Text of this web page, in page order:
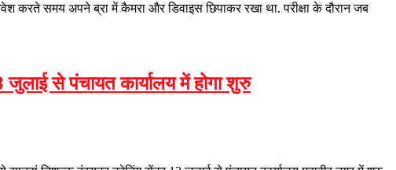
करते समय अपने ब्रा में कैमरा और डिवाइस छिपाकर रखा था. परीक्षा के दौरान जब
से पंचायत कार्यालय में होगा शुरु